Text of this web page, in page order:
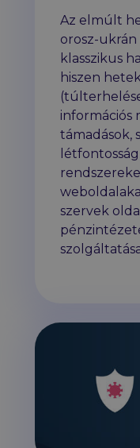
Az elmúlt
orosz-
klasszikus
hiszen
információs
támadások,
szervek